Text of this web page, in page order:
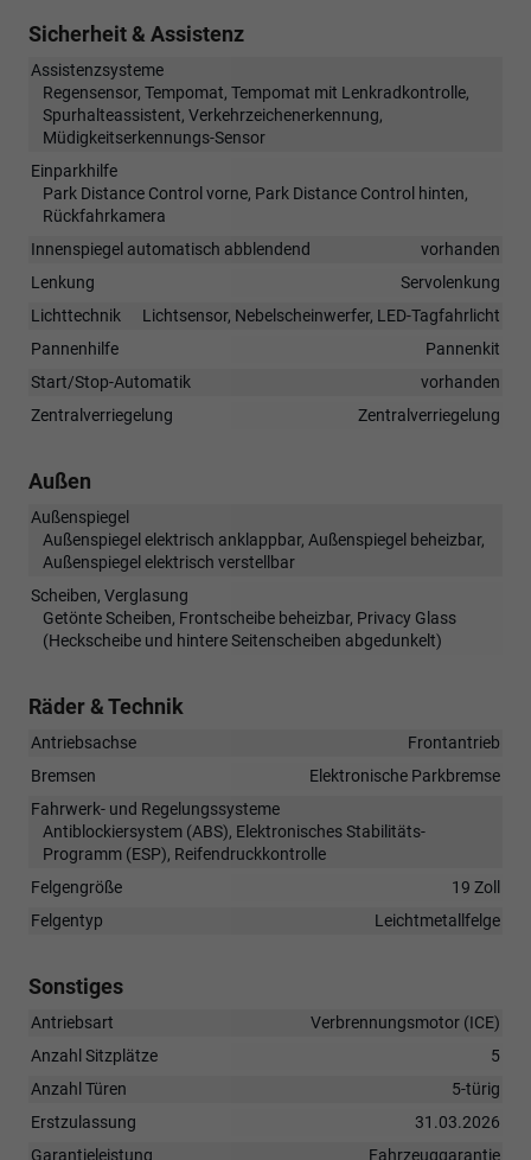
Sicherheit & Assistenz
Assistenzsysteme
Regensensor, Tempomat, Tempomat mit Lenkradkontrolle,
Spurhalteassistent, Verkehrzeichenerkennung,
Müdigkeitserkennungs-Sensor
Einparkhilfe
Park Distance Control vorne, Park Distance Control hinten,
Rückfahrkamera
Innenspiegel automatisch abblendend
vorhanden
Lenkung
Servolenkung
Lichttechnik
Lichtsensor, Nebelscheinwerfer, LED-Tagfahrlicht
Pannenhilfe
Pannenkit
Start/Stop-Automatik
vorhanden
Zentralverriegelung
Zentralverriegelung
Außen
Außenspiegel
Außenspiegel elektrisch anklappbar, Außenspiegel beheizbar,
Außenspiegel elektrisch verstellbar
Scheiben, Verglasung
Getönte Scheiben, Frontscheibe beheizbar, Privacy Glass
(Heckscheibe und hintere Seitenscheiben abgedunkelt)
Räder & Technik
Antriebsachse
Frontantrieb
Bremsen
Elektronische Parkbremse
Fahrwerk- und Regelungssysteme
Antiblockiersystem (ABS), Elektronisches Stabilitäts-
Programm (ESP), Reifendruckkontrolle
Felgengröße
19 Zoll
Felgentyp
Leichtmetallfelge
Sonstiges
Antriebsart
Verbrennungsmotor (ICE)
Anzahl Sitzplätze
5
Anzahl Türen
5-türig
Erstzulassung
31.03.2026
Garantieleistung
Fahrzeuggarantie